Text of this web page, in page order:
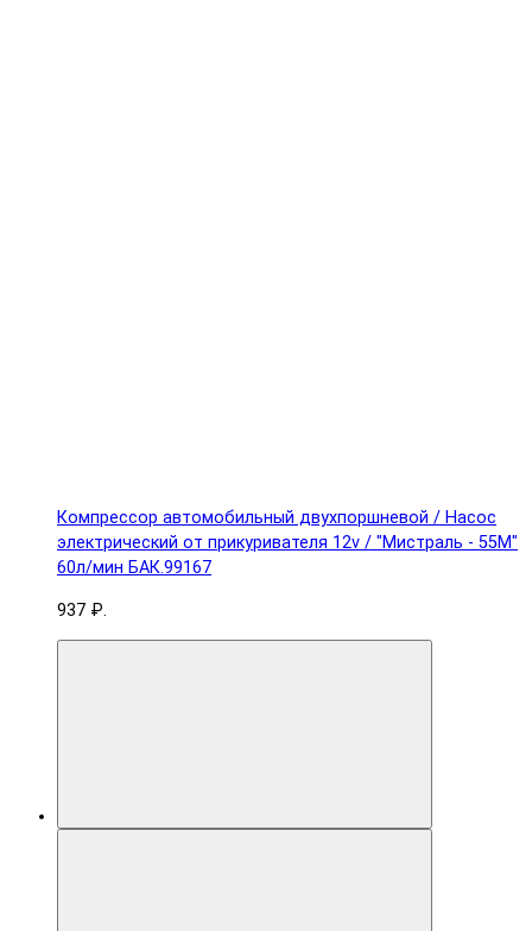
Компрессор автомобильный двухпоршневой / Насос
электрический от прикуривателя 12v / "Мистраль - 55М"
60л/мин БАК.99167
937 ₽.